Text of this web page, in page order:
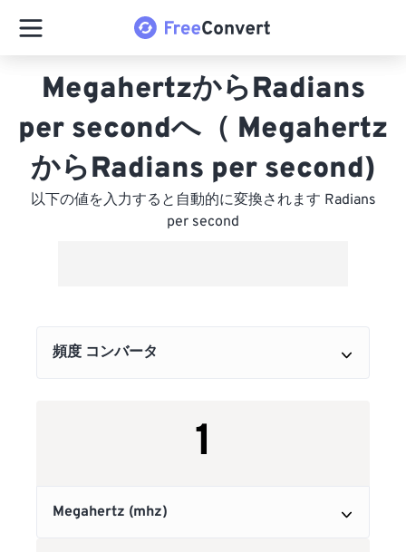
MegahertzからRadians
per secondへ（ Megahertz
からRadians per second)
以下の値を入力すると自動的に変換されます Radians
per second